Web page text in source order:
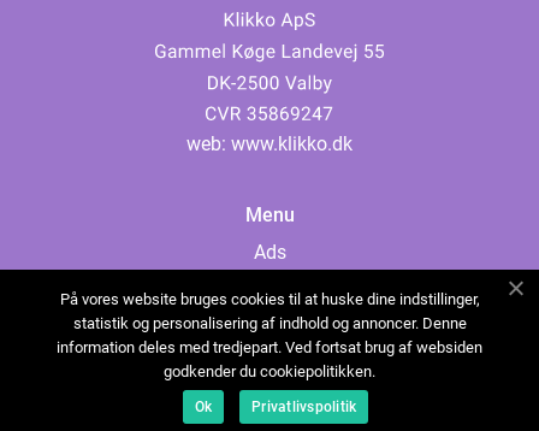
web: www.klikko.dk
Menu
Ads
Cookies
Contact
Sitemap
På vores website bruges cookies til at huske dine indstillinger,
statistik og personalisering af indhold og annoncer. Denne
information deles med tredjepart. Ved fortsat brug af websiden
godkender du cookiepolitikken.
Ok Privatlivspolitik